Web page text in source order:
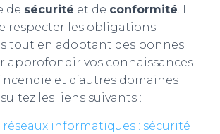
de sécurité et de conformité. Il
respecter les obligations
tout en adoptant des bonnes
approfondir vos connaissances
et d’autres domaines
les liens suivants :
informatiques : sécurité